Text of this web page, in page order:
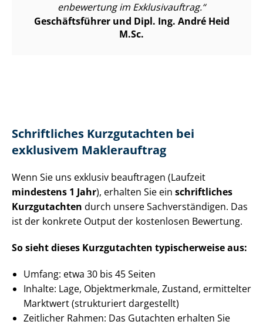
en­be­wer­tung im Exklusivauftrag.
Geschäftsführer und Dipl. Ing. André Heid
M.Sc.
Schriftliches Kurzgutachten bei
exklusivem Maklerauftrag
Wenn Sie uns exklusiv beauftragen (Laufzeit
mindestens 1 Jahr), erhalten Sie ein schriftliches
Kurzgutachten durch unsere Sach­ver­stän­di­gen. Das
ist der konkrete Output der kostenlosen Bewertung.
So sieht dieses Kurzgutachten typischerweise aus:
Umfang: etwa 30 bis 45 Seiten
Inhalte: Lage, Objektmerkmale, Zustand, ermittelter
Marktwert (strukturiert dargestellt)
Zeitlicher Rahmen: Das Gutachten erhalten Sie